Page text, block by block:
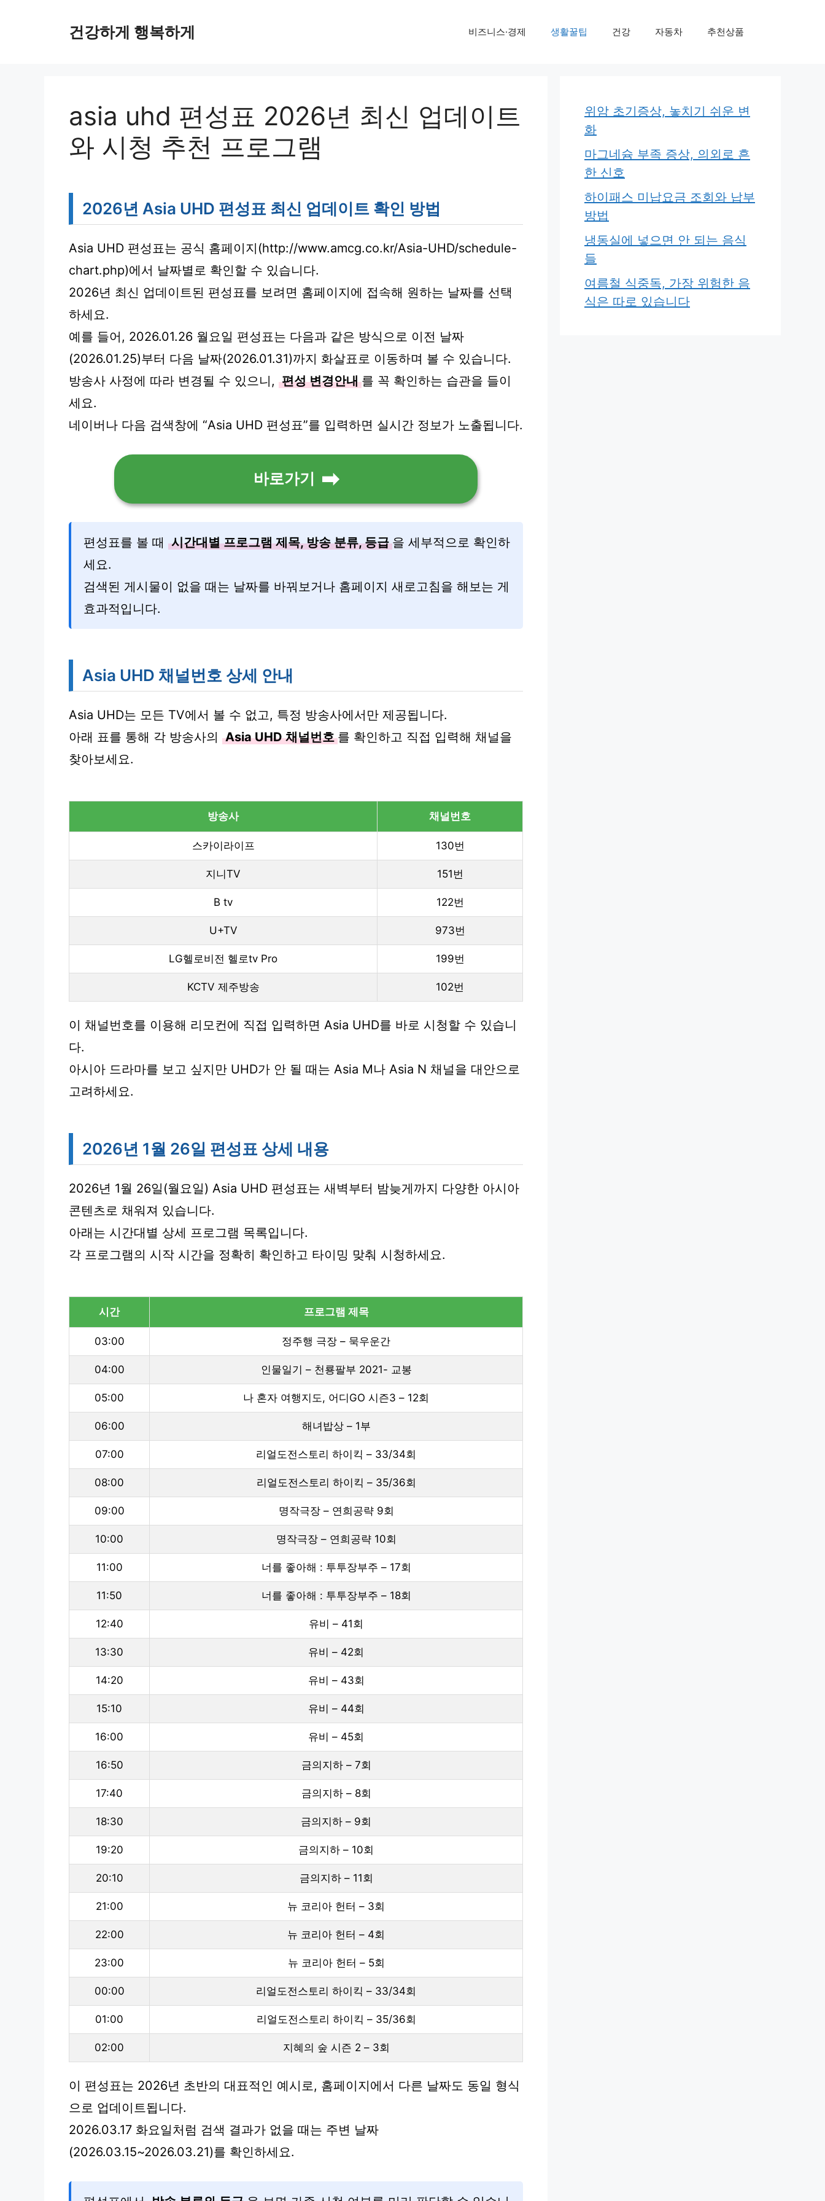
건강하게 행복하게 비즈니스·경제 생활꿀팁 건강 자동차 추천상품
asia uhd 편성표 2026년 최신 업데이트
와 시청 추천 프로그램
2026년 Asia UHD 편성표 최신 업데이트 확인 방법
Asia UHD 편성표는 공식 홈페이지(http://www.amcg.co.kr/Asia-UHD/schedule-
chart.php)에서 날짜별로 확인할 수 있습니다.
2026년 최신 업데이트된 편성표를 보려면 홈페이지에 접속해 원하는 날짜를 선택
하세요.
예를 들어, 2026.01.26 월요일 편성표는 다음과 같은 방식으로 이전 날짜
(2026.01.25)부터 다음 날짜(2026.01.31)까지 화살표로 이동하며 볼 수 있습니다.
방송사 사정에 따라 변경될 수 있으니, 편성 변경안내 를 꼭 확인하는 습관을 들이
세요.
네이버나 다음 검색창에 “Asia UHD 편성표”를 입력하면 실시간 정보가 노출됩니다.
바로가기
편성표를 볼 때 시간대별 프로그램 제목, 방송 분류, 등급 을 세부적으로 확인하
세요.
검색된 게시물이 없을 때는 날짜를 바꿔보거나 홈페이지 새로고침을 해보는 게
효과적입니다.
Asia UHD 채널번호 상세 안내
Asia UHD는 모든 TV에서 볼 수 없고, 특정 방송사에서만 제공됩니다.
아래 표를 통해 각 방송사의 Asia UHD 채널번호 를 확인하고 직접 입력해 채널을
찾아보세요.
방송사 채널번호
스카이라이프 130번
지니TV 151번
B tv 122번
U+TV 973번
LG헬로비전 헬로tv Pro 199번
KCTV 제주방송 102번
이 채널번호를 이용해 리모컨에 직접 입력하면 Asia UHD를 바로 시청할 수 있습니
다.
아시아 드라마를 보고 싶지만 UHD가 안 될 때는 Asia M나 Asia N 채널을 대안으로
고려하세요.
2026년 1월 26일 편성표 상세 내용
2026년 1월 26일(월요일) Asia UHD 편성표는 새벽부터 밤늦게까지 다양한 아시아
콘텐츠로 채워져 있습니다.
아래는 시간대별 상세 프로그램 목록입니다.
각 프로그램의 시작 시간을 정확히 확인하고 타이밍 맞춰 시청하세요.
시간 프로그램 제목
03:00 정주행 극장 – 묵우운간
04:00 인물일기 – 천룡팔부 2021- 교봉
05:00 나 혼자 여행지도, 어디GO 시즌3 – 12회
06:00 해녀밥상 – 1부
07:00 리얼도전스토리 하이킥 – 33/34회
08:00 리얼도전스토리 하이킥 – 35/36회
09:00 명작극장 – 연희공략 9회
10:00 명작극장 – 연희공략 10회
11:00 너를 좋아해 : 투투장부주 – 17회
11:50 너를 좋아해 : 투투장부주 – 18회
12:40 유비 – 41회
13:30 유비 – 42회
14:20 유비 – 43회
15:10 유비 – 44회
16:00 유비 – 45회
16:50 금의지하 – 7회
17:40 금의지하 – 8회
18:30 금의지하 – 9회
19:20 금의지하 – 10회
20:10 금의지하 – 11회
21:00 뉴 코리아 헌터 – 3회
22:00 뉴 코리아 헌터 – 4회
23:00 뉴 코리아 헌터 – 5회
00:00 리얼도전스토리 하이킥 – 33/34회
01:00 리얼도전스토리 하이킥 – 35/36회
02:00 지혜의 숲 시즌 2 – 3회
이 편성표는 2026년 초반의 대표적인 예시로, 홈페이지에서 다른 날짜도 동일 형식
으로 업데이트됩니다.
2026.03.17 화요일처럼 검색 결과가 없을 때는 주변 날짜
(2026.03.15~2026.03.21)를 확인하세요.
위암 초기증상, 놓치기 쉬운 변
화
마그네슘 부족 증상, 의외로 흔
한 신호
하이패스 미납요금 조회와 납부
방법
냉동실에 넣으면 안 되는 음식
들
여름철 식중독, 가장 위험한 음
식은 따로 있습니다